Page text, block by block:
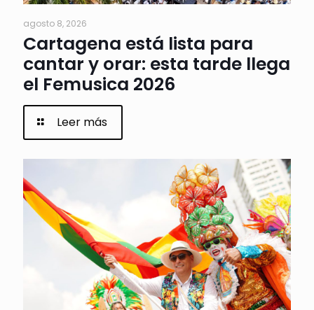
agosto 8, 2026
Cartagena está lista para
cantar y orar: esta tarde llega
el Femusica 2026
Leer más